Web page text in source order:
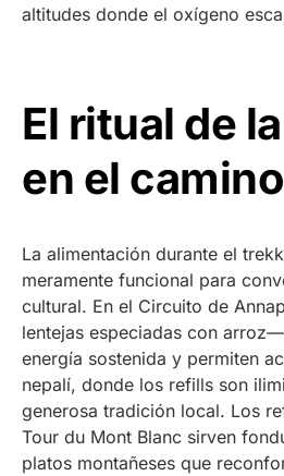
altitudes donde el oxígeno
El ritual de
en el camino
La alimentación durante el
meramente funcional para
cultural. En el Circuito de
lentejas especiadas con
energía sostenida y permiten
nepalí, donde los refills son
generosa tradición local. Los
Tour du Mont Blanc sirven
platos montañeses que